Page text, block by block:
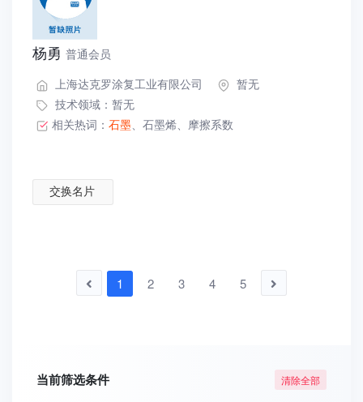
杨勇 普通会员
上海达克罗涂复工业有限公司
暂无
技术领域：暂无
相关热词： 石墨、 石墨烯、 摩擦系数
交换名片
1 2 3 4 5
当前筛选条件 清除全部